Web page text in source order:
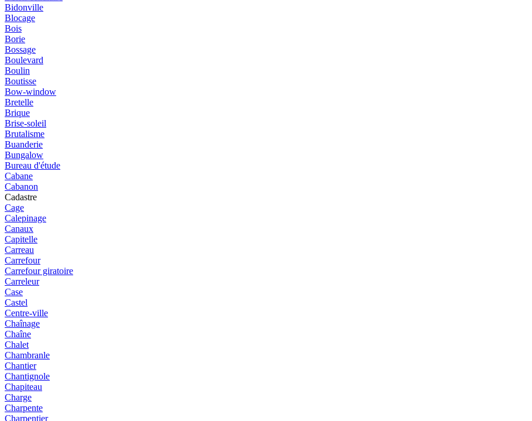
Bidonville
Blocage
Bois
Borie
Bossage
Boulevard
Boulin
Boutisse
Bow-window
Bretelle
Brique
Brise-soleil
Brutalisme
Buanderie
Bungalow
Bureau d'étude
Cabane
Cabanon
Cadastre
Cage
Calepinage
Canaux
Capitelle
Carreau
Carrefour
Carrefour giratoire
Carreleur
Case
Castel
Centre-ville
Chaînage
Chaîne
Chalet
Chambranle
Chantier
Chantignole
Chapiteau
Charge
Charpente
Charpentier